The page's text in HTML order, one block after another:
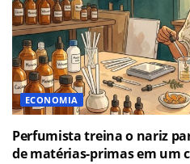
ECONOMIA
Perfumista treina o nariz
de matérias-primas em um